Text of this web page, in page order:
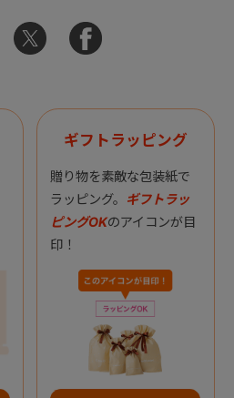
ギフトラッピング
贈り物を素敵な包装紙で
ラッピング。 ギフトラッ
ピングOKのアイコンが目
印！